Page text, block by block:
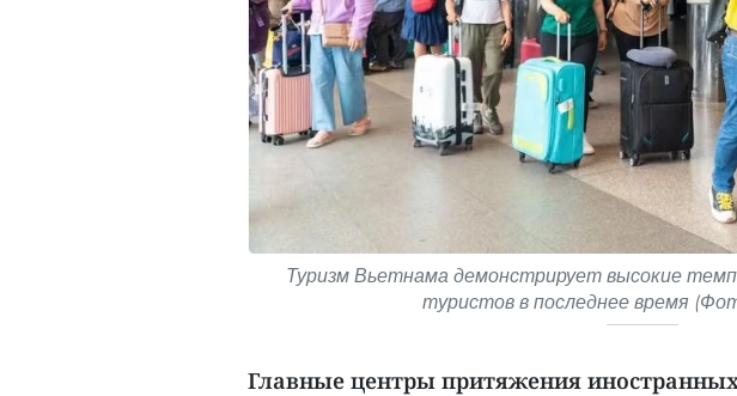
Туризм Вьетнама демонстрирует высокие
туристов в последнее время
Главные центры притяжения иностранных